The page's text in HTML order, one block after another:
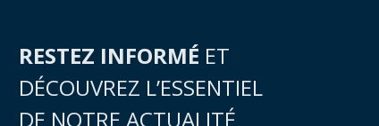
RESTEZ INFORMÉ ET
DÉCOUVREZ L’ESSENTIEL
DE NOTRE ACTUALITÉ